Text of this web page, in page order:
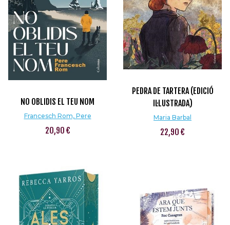
NO OBLIDIS EL TEU NOM
Francesch Rom, Pere
20,90 €
PEDRA DE TARTERA (EDICIÓ
IL·LUSTRADA)
Maria Barbal
22,90 €